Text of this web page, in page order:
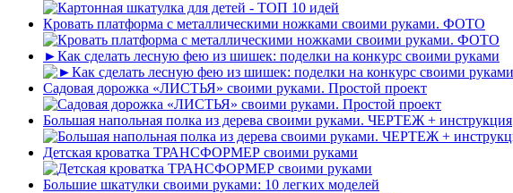
Кровать платформа с металлическими ножками своими руками. ФОТО
►Как сделать лесную фею из шишек: поделки на конкурс своими руками
Садовая дорожка «ЛИСТЬЯ» своими руками. Простой проект
Большая напольная полка из дерева своими руками. ЧЕРТЕЖ + инструкция
Детская кроватка ТРАНСФОРМЕР своими руками
Большие шкатулки своими руками: 10 легких моделей